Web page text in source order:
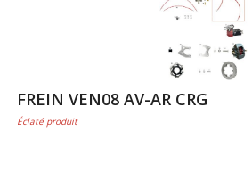
FREIN VEN08 AV-AR CRG
Éclaté produit